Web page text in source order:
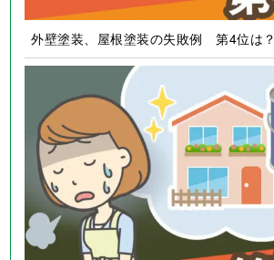
外壁塗装、屋根塗装の失敗例 第4位は？